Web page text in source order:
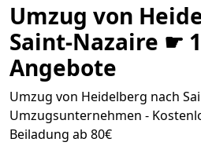
Umzug von
Saint-Nazaire ☛
Angebote
Umzug von Heidelberg nach
Umzugsunternehmen -
Beiladung ab 80€